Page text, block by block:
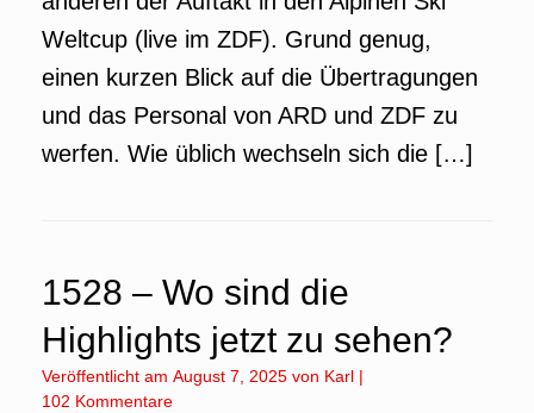
Weltcup (live im ZDF). Grund genug,
einen kurzen Blick auf die Übertragungen
und das Personal von ARD und ZDF zu
werfen. Wie üblich wechseln sich die […]
1528 – Wo sind die
Highlights jetzt zu sehen?
Veröffentlicht am August 7, 2025 von Karl |
102 Kommentare